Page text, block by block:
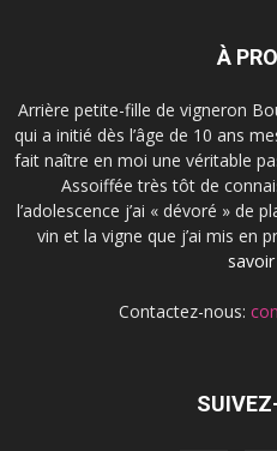
À
Arrière petite-fille de vigneron
qui a initié dès l’âge de 10 ans
fait naître en moi une véritable
Assoiffée très tôt de
l’adolescence j’ai « dévoré » de
vin et la vigne que j’ai mis en
Contactez-nous: